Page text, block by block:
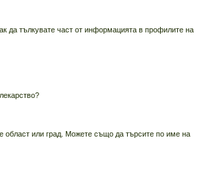
да тълкувате част от информацията в профилите на
област или град. Можете също да търсите по име на